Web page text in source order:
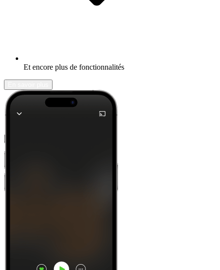
Et encore plus de fonctionnalités